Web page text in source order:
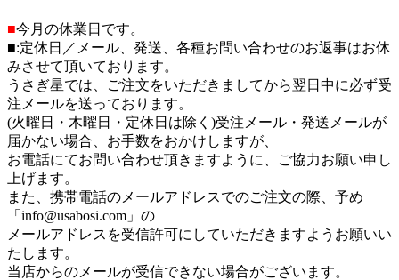
■今月の休業日です。
■:定休日／メール、発送、各種お問い合わせのお返事はお休
みさせて頂いております。
うさぎ星では、ご注文をいただきましてから翌日中に必ず受
注メールを送っております。
(火曜日・木曜日・定休日は除く)受注メール・発送メールが
届かない場合、お手数をおかけしますが、
お電話にてお問い合わせ頂きますように、ご協力お願い申し
上げます。
また、携帯電話のメールアドレスでのご注文の際、予め
「info@usabosi.com」の
メールアドレスを受信許可にしていただきますようお願いい
たします。
当店からのメールが受信できない場合がございます。